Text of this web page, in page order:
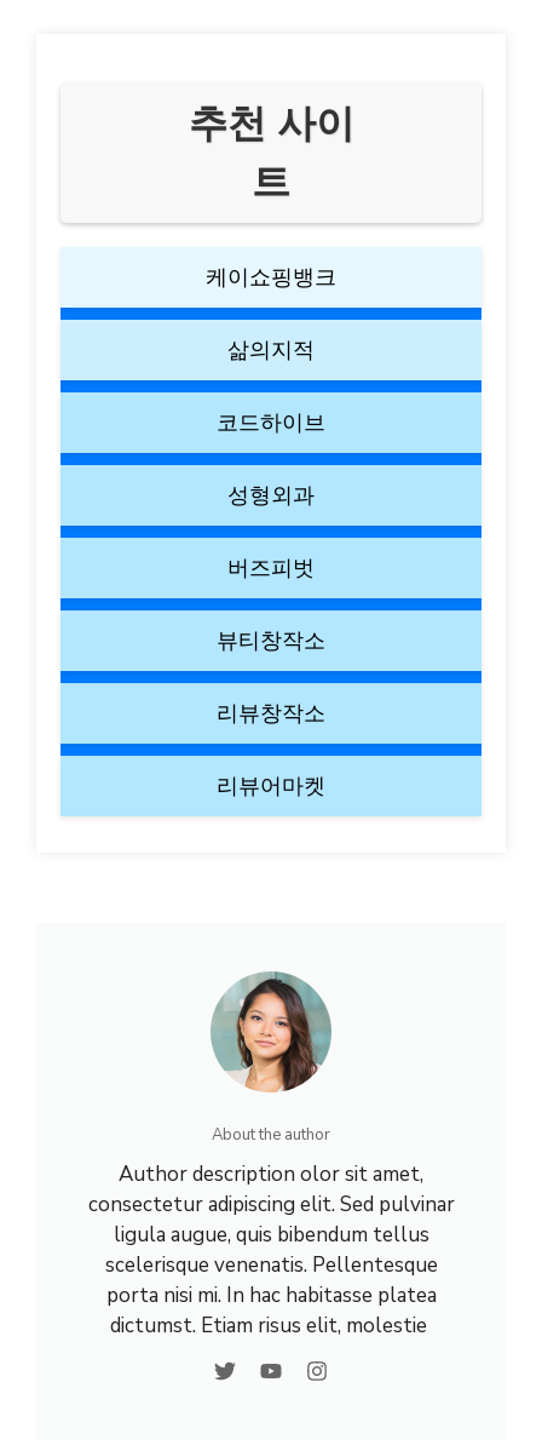
추천 사이
트
케이쇼핑뱅크
삶의지적
코드하이브
성형외과
버즈피벗
뷰티창작소
리뷰창작소
리뷰어마켓
About the author
Author description olor sit amet,
consectetur adipiscing elit. Sed pulvinar
ligula augue, quis bibendum tellus
scelerisque venenatis. Pellentesque
porta nisi mi. In hac habitasse platea
dictumst. Etiam risus elit, molestie